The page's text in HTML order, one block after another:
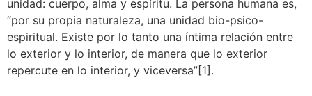
unidad: cuerpo, alma y espíritu. La persona humana es,
“por su propia naturaleza, una unidad bio-psico-
espiritual. Existe por lo tanto una íntima relación entre
lo exterior y lo interior, de manera que lo exterior
repercute en lo interior, y viceversa”[1].